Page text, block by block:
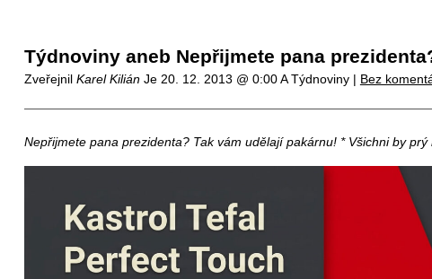
Týdnoviny aneb Nepřijmete pana
Zveřejnil Karel KiliánJe 20. 12. 2013 @ 0:00A Týdnoviny | Bez
Nepřijmete pana prezidenta? Tak vám udělají pakárnu! * Všichni by